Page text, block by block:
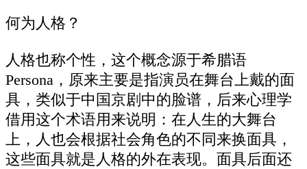
何为人格？
人格也称个性，这个概念源于希腊语
Persona，原来主要是指演员在舞台上戴的面
具，类似于中国京剧中的脸谱，后来心理学
借用这个术语用来说明：在人生的大舞台
上，人也会根据社会角色的不同来换面具，
这些面具就是人格的外在表现。面具后面还